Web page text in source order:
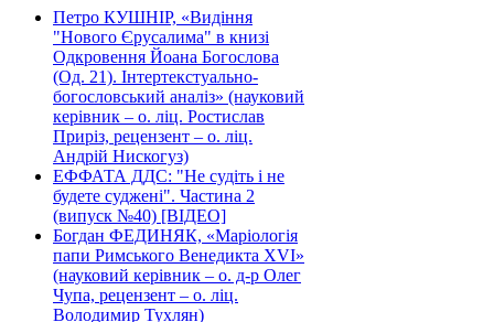
Петро КУШНІР, «Видіння
"Нового Єрусалима" в книзі
Одкровення Йоана Богослова
(Од. 21). Інтертекстуально-
богословський аналіз» (науковий
керівник – о. ліц. Ростислав
Приріз, рецензент – о. ліц.
Андрій Нискогуз)
ЕФФАТА ДДС: "Не судіть і не
будете суджені". Частина 2
(випуск №40) [ВІДЕО]
Богдан ФЕДИНЯК, «Маріологія
папи Римського Венедикта XVI»
(науковий керівник – о. д-р Олег
Чупа, рецензент – о. ліц.
Володимир Тухлян)